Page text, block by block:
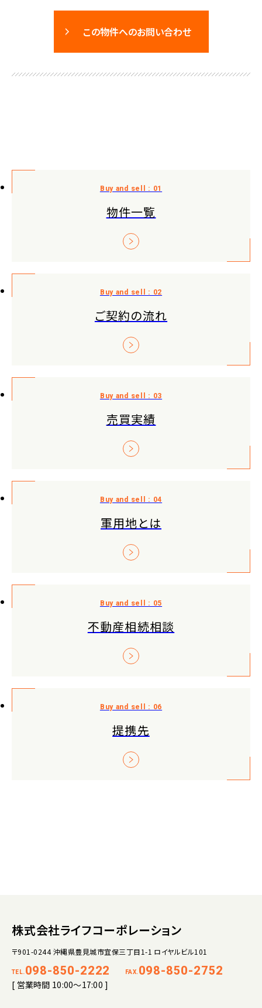
この物件へのお問い合わせ
物件一覧
ご契約の流れ
売買実績
軍用地とは
不動産相続相談
提携先
株式会社ライフコーポレーション
〒901-0244 沖縄県豊見城市宜保三丁目1-1 ロイヤルビル101
TEL. 098-850-2222 FAX. 098-850-2752
[ 営業時間 10:00～17:00 ]